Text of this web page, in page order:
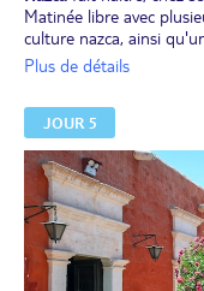
Matinée libre avec
culture nazca, ainsi
légumes. En option et à
Déjeuner libre et départ
route en bus-
Arrivée tardive à
installation pour deux
Dîner libre.
Plus de détails
JOUR 5